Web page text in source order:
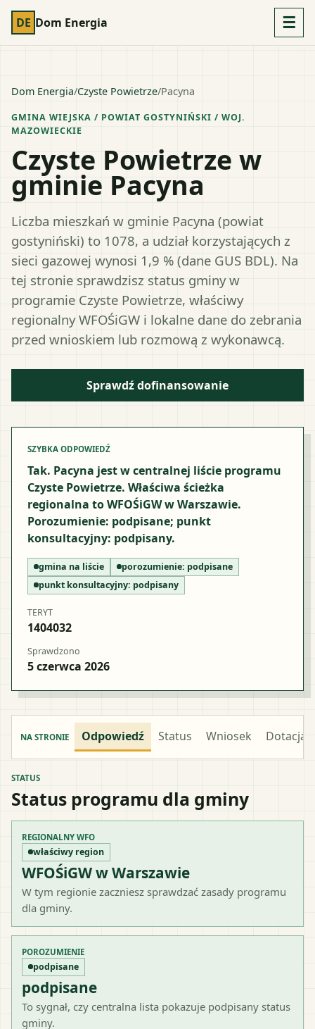
DE Dom Energia ☰
Dom Energia/Czyste Powietrze/Pacyna
GMINA WIEJSKA / POWIAT GOSTYNIŃSKI / WOJ.
MAZOWIECKIE
Czyste Powietrze w
gminie Pacyna
Liczba mieszkań w gminie Pacyna (powiat
gostyniński) to 1078, a udział korzystających z
sieci gazowej wynosi 1,9 % (dane GUS BDL). Na
tej stronie sprawdzisz status gminy w
programie Czyste Powietrze, właściwy
regionalny WFOŚiGW i lokalne dane do zebrania
przed wnioskiem lub rozmową z wykonawcą.
Sprawdź dofinansowanie
SZYBKA ODPOWIEDŹ
Tak. Pacyna jest w centralnej liście programu
Czyste Powietrze. Właściwa ścieżka
regionalna to WFOŚiGW w Warszawie.
Porozumienie: podpisane; punkt
konsultacyjny: podpisany.
gmina na liście porozumienie: podpisane
punkt konsultacyjny: podpisany
TERYT
1404032
Sprawdzono
5 czerwca 2026
NA STRONIE Odpowiedź Status Wniosek Dotacja
STATUS
Status programu dla gminy
REGIONALNY WFO
właściwy region
WFOŚiGW w Warszawie
W tym regionie zaczniesz sprawdzać zasady programu
dla gminy.
POROZUMIENIE
podpisane
podpisane
To sygnał, czy centralna lista pokazuje podpisany status
gminy.